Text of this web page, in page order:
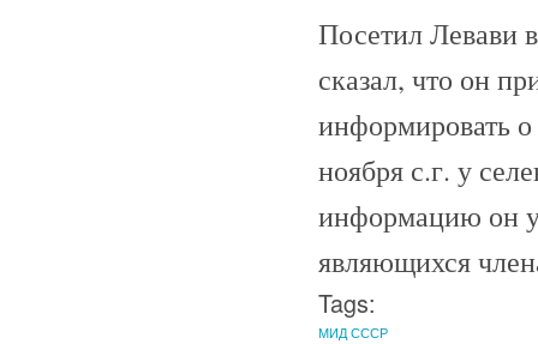
Посетил Левави
сказал, что он
информировать
ноября с.г. у
информацию он
являющихся
Tags:
МИД СССР